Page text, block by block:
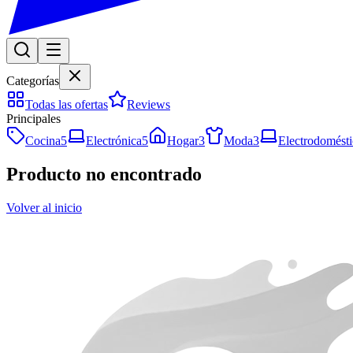
Categorías
Todas las ofertas
Reviews
Principales
Cocina5 Electrónica5 Hogar3 Moda3
Producto no encontrado
Volver al inicio